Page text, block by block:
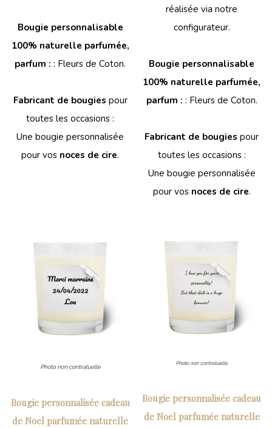
Bougie personnalisable
100% naturelle parfumée,
parfum :: Fleurs de Coton.
Fabricant de bougies pour
toutes les occasions :
Une bougie personnalisée
pour vos noces de cire.
réalisée via notre
configurateur.
Bougie personnalisable
100% naturelle parfumée,
parfum : : Fleurs de Coton.
Fabricant de bougies pour
toutes les occasions :
Une bougie personnalisée
pour vos noces de cire.
Bougie personnalisée cadeau
de Noel parfumée naturelle
Bougie personnalisée cadeau
de Noel parfumée naturelle